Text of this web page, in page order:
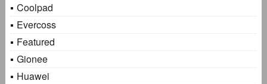
Coolpad
Evercoss
Featured
Gionee
Huawei